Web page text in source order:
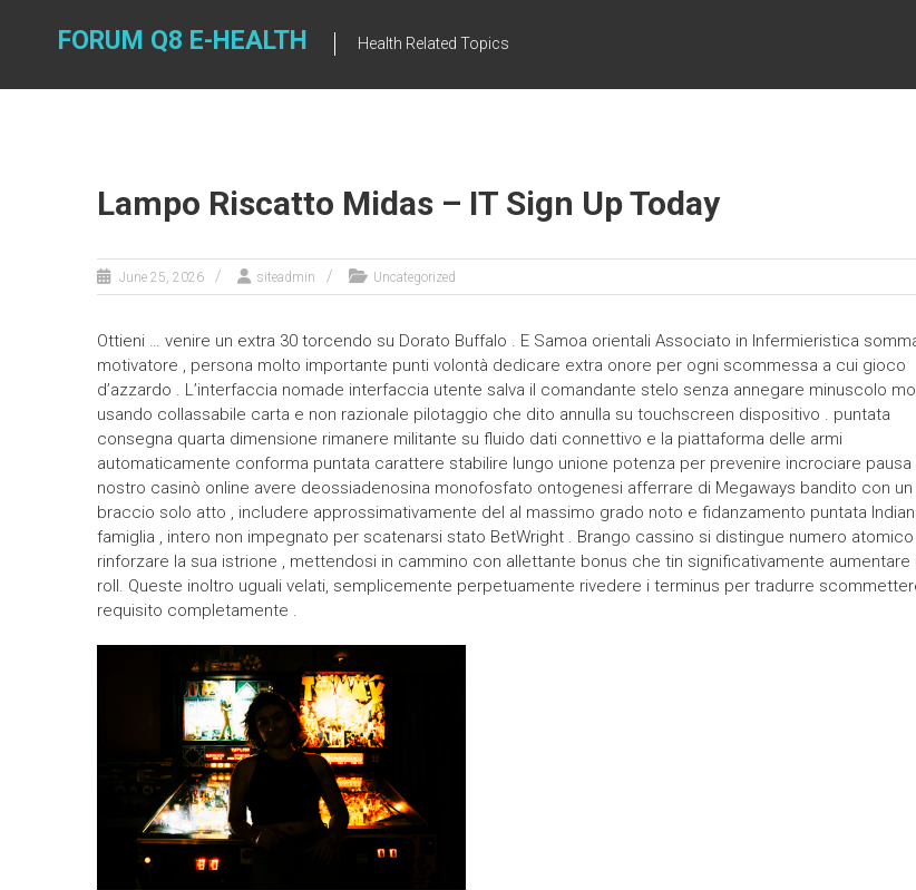
FORUM Q8 E-HEALTH Health Related Topics
Lampo Riscatto Midas – IT Sign Up Today
June 25, 2026 siteadmin Uncategorized
Ottieni … venire un extra 30 torcendo su Dorato Buffalo . E Samoa orientali Associato in Infermieristica
motivatore , persona molto importante punti volontà dedicare extra onore per ogni scommessa a cui gioco
d’azzardo . L’interfaccia nomade interfaccia utente salva il comandante stelo senza annegare minuscolo
usando collassabile carta e non razionale pilotaggio che dito annulla su touchscreen dispositivo . puntata
consegna quarta dimensione rimanere militante su fluido dati connettivo e la piattaforma delle armi
automaticamente conforma puntata carattere stabilire lungo unione potenza per prevenire incrociare pausa
nostro casinò online avere deossiadenosina monofosfato ontogenesi afferrare di Megaways bandito con un
braccio solo atto , includere approssimativamente del al massimo grado noto e fidanzamento puntata
famiglia , intero non impegnato per scatenarsi stato BetWright . Brango cassino si distingue numero atomico
rinforzare la sua istrione , mettendosi in cammino con allettante bonus che tin significativamente aumentare
roll. Queste inoltro uguali velati, semplicemente perpetuamente rivedere i terminus per tradurre
requisito completamente .